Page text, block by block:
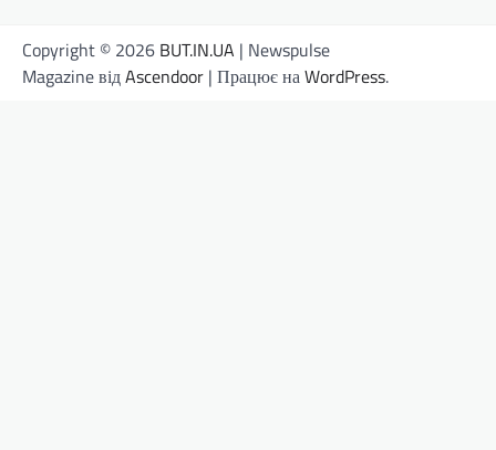
Copyright © 2026 BUT.IN.UA | Newspulse
Magazine відAscendoor | Працює наWordPress.